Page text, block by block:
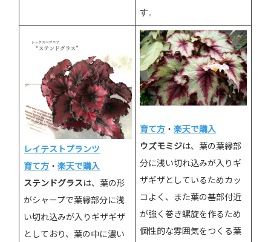
す。
レイテストプランツ
育て方 ・楽天で購入
ステンドグラスは、葉の形
がシャープで葉縁部分に浅
い切れ込みが入りギザギザ
としており、葉の中に濃い
育て方 ・楽天で購入
ウズモミジは、葉の葉縁部
分に浅い切れ込みが入りギ
ザギザとしているためカッ
コよく、また葉の基部付近
が強く巻き螺旋を作るため
個性的な雰囲気をつくる葉